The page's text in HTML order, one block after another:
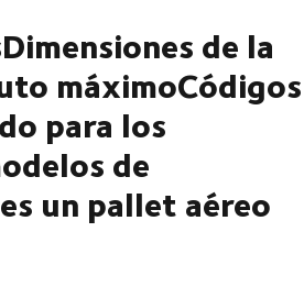
de la
máximoCódigos
para los
de
un pallet aéreo